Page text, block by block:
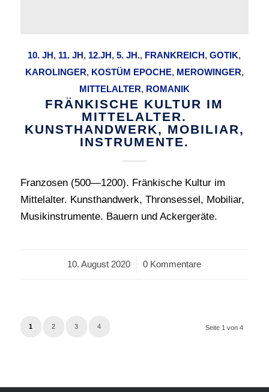
10. JH, 11. JH, 12.JH,5. JH., FRANKREICH,GOTIK,
KAROLINGER, KOSTÜM EPOCHE, MEROWINGER,
MITTELALTER, ROMANIK
FRÄNKISCHE KULTUR IM
MITTELALTER.
KUNSTHANDWERK, MOBILIAR,
INSTRUMENTE.
Franzosen (500—1200). Fränkische Kultur im
Mittelalter. Kunsthandwerk, Thronsessel, Mobiliar,
Musikinstrumente. Bauern und Ackergeräte.
10. August 2020
/ 0 Kommentare
Seite 1 von 4
1 2 3 4